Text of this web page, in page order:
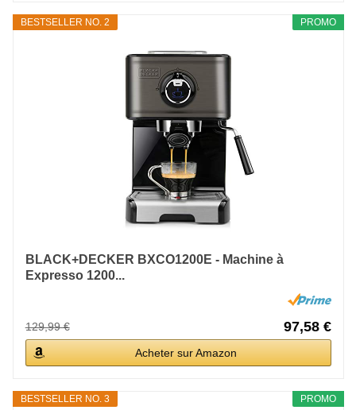
PROMO
BESTSELLER NO. 2
BLACK+DECKER BXCO1200E - Machine à
Expresso 1200...
129,99 € 97,58 €
Acheter sur Amazon
PROMO
BESTSELLER NO. 3